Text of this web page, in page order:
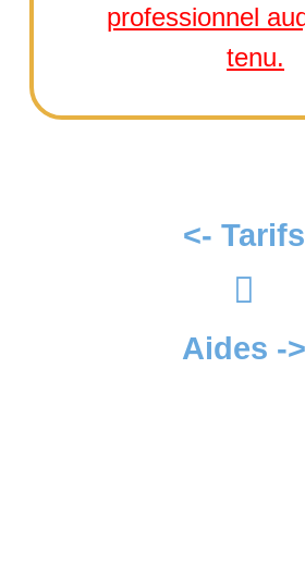
professionnel
tenu.
<- Tarifs
Aides ->